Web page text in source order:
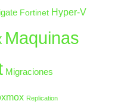
Fortinet Hyper-V
Maquinas
Migraciones
Replication